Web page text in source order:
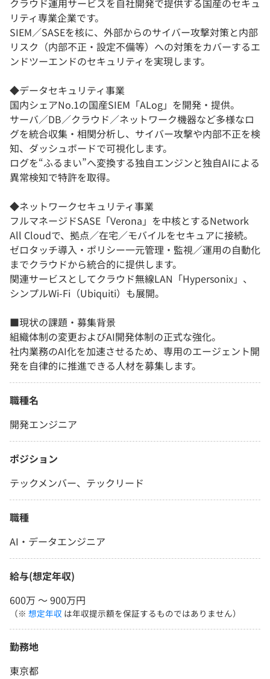
クラウド運用サービスを自社開発で提供する国産のセキュ
リティ専業企業です。
SIEM／SASEを核に、外部からのサイバー攻撃対策と内部
リスク（内部不正・設定不備等）への対策をカバーするエ
ンドツーエンドのセキュリティを実現します。
◆データセキュリティ事業
国内シェアNo.1の国産SIEM「ALog」を開発・提供。
サーバ／DB／クラウド／ネットワーク機器など多様なロ
グを統合収集・相関分析し、サイバー攻撃や内部不正を検
知、ダッシュボードで可視化します。
ログを“ふるまい”へ変換する独自エンジンと独自AIによる
異常検知で特許を取得。
◆ネットワークセキュリティ事業
フルマネージドSASE「Verona」を中核とするNetwork
All Cloudで、拠点／在宅／モバイルをセキュアに接続。
ゼロタッチ導入・ポリシー一元管理・監視／運用の自動化
までクラウドから統合的に提供します。
関連サービスとしてクラウド無線LAN「Hypersonix」、
シンプルWi‑Fi（Ubiquiti）も展開。
■現状の課題・募集背景
組織体制の変更およびAI開発体制の正式な強化。
社内業務のAI化を加速させるため、専用のエージェント開
発を自律的に推進できる人材を募集します。
職種名
開発エンジニア
ポジション
テックメンバー、テックリード
職種
AI・データエンジニア
給与(想定年収)
600万 〜 900万円
（※ 想定年収 は年収提示額を保証するものではありません）
勤務地
東京都